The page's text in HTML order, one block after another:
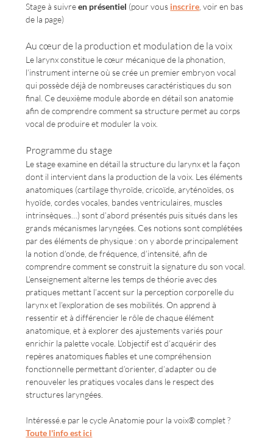
Stage à suivre en présentiel (pour vous inscrire , voir en bas
de la page)
Au cœur de la production et modulation de la voix
Le larynx constitue le cœur mécanique de la phonation,
l’instrument interne où se crée un premier embryon vocal
qui possède déjà de nombreuses caractéristiques du son
final. Ce deuxième module aborde en détail son anatomie
afin de comprendre comment sa structure permet au corps
vocal de produire et moduler la voix.
Programme du stage
Le stage examine en détail la structure du larynx et la façon
dont il intervient dans la production de la voix. Les éléments
anatomiques (cartilage thyroïde, cricoïde, aryténoïdes, os
hyoïde, cordes vocales, bandes ventriculaires, muscles
intrinsèques…) sont d’abord présentés puis situés dans les
grands mécanismes laryngées. Ces notions sont complétées
par des éléments de physique : on y aborde principalement
la notion d’onde, de fréquence, d’intensité, afin de
comprendre comment se construit la signature du son vocal.
L’enseignement alterne les temps de théorie avec des
pratiques mettant l’accent sur la perception corporelle du
larynx et l’exploration de ses mobilités. On apprend à
ressentir et à différencier le rôle de chaque élément
anatomique, et à explorer des ajustements variés pour
enrichir la palette vocale. L’objectif est d’acquérir des
repères anatomiques fiables et une compréhension
fonctionnelle permettant d’orienter, d’adapter ou de
renouveler les pratiques vocales dans le respect des
structures laryngées.
Intéressé.e par le cycle Anatomie pour la voix® complet ?
Toute l'info est ici